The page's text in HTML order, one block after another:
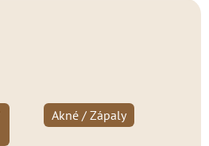
Akné / Zápaly